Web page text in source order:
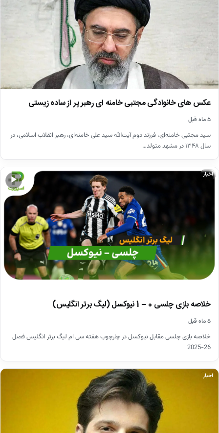
عکس های خانوادگی مجتبی خامنه ای رهبر پر از ساده زیستی
۵ ماه قبل
سید مجتبی خامنه‌ای، فرزند دوم آیت‌الله سید علی خامنه‌ای، رهبر انقلاب اسلامی، در
سال ۱۳۴۸ در مشهد متولد…
▶
اخبار
خلاصه بازی چلسی 0 – 1 نیوکسل (لیگ برتر انگلیس)
۵ ماه قبل
خلاصه بازی چلسی مقابل نیوکسل در چارچوب هفته سی ام لیگ برتر انگلیس فصل
26-2025
اخبار